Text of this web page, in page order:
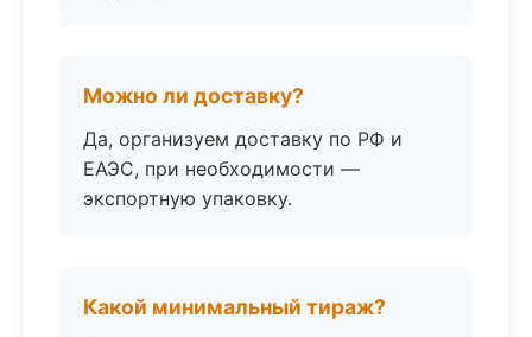
Можно ли доставку?
Да, организуем доставку по РФ и
ЕАЭС, при необходимости —
экспортную упаковку.
Какой минимальный тираж?